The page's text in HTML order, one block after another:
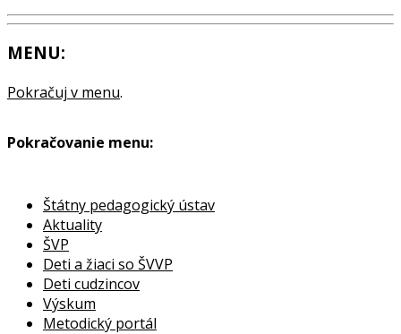
MENU:
Pokračuj v menu.
Pokračovanie menu:
Štátny pedagogický ústav
Aktuality
ŠVP
Deti a žiaci so ŠVVP
Deti cudzincov
Výskum
Metodický portál